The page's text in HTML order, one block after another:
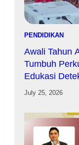
PENDIDIKAN
Awali Tahun
Tumbuh
Edukasi
July 25, 2026